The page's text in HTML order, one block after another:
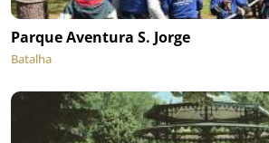
Parque Aventura S. Jorge
Batalha